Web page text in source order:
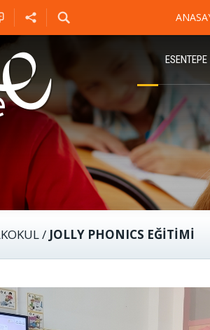
ESENTEPE
/ JOLLY PHONICS EĞİTİMİ